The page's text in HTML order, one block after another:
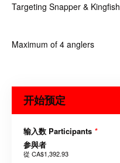
Targeting Snapper & Kingfish
Maximum of 4 anglers
开始预定
输入数 Participants *
参與者
從 CA$1,392.93